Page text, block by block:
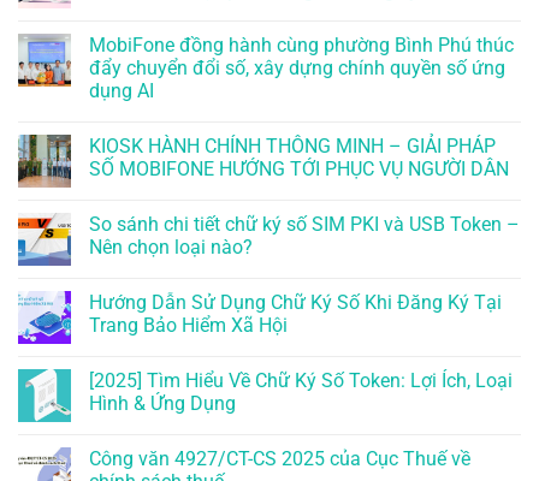
MobiFone đồng hành cùng phường Bình Phú thúc
đẩy chuyển đổi số, xây dựng chính quyền số ứng
dụng AI
KIOSK HÀNH CHÍNH THÔNG MINH – GIẢI PHÁP
SỐ MOBIFONE HƯỚNG TỚI PHỤC VỤ NGƯỜI DÂN
So sánh chi tiết chữ ký số SIM PKI và USB Token –
Nên chọn loại nào?
Hướng Dẫn Sử Dụng Chữ Ký Số Khi Đăng Ký Tại
Trang Bảo Hiểm Xã Hội
[2025] Tìm Hiểu Về Chữ Ký Số Token: Lợi Ích, Loại
Hình & Ứng Dụng
Công văn 4927/CT-CS 2025 của Cục Thuế về